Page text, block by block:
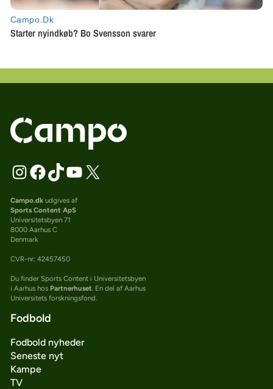
Campo.dkudgives af
Sports Content ApS
Universitetsbyen 71
8000 Aarhus C
Denmark
CVR-nr: 42457450
Du finder Sports Content i Universitetsbyen
i Aarhus hos Partnerhuset . En del af Aarhus
Universitets forskningsfond.
Fodbold
Fodbold nyheder
Seneste nyt
Kampe
TV